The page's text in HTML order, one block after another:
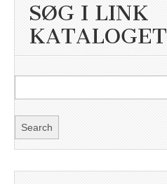
SØG I LINK
KATALOGET